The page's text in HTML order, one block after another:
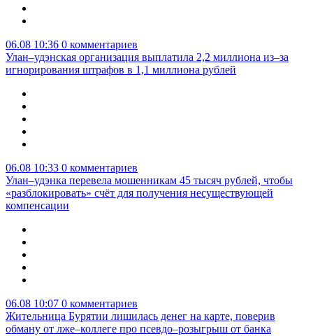
06.08 10:36 0 комментариев
Улан–удэнская организация выплатила 2,2 миллиона из–за
игнорирования штрафов в 1,1 миллиона рублей
06.08 10:33 0 комментариев
Улан–удэнка перевела мошенникам 45 тысяч рублей, чтобы
«разблокировать» счёт для получения несуществующей
компенсации
06.08 10:07 0 комментариев
Жительница Бурятии лишилась денег на карте, поверив
обману от лже–коллеге про псевдо–розыгрыш от банка